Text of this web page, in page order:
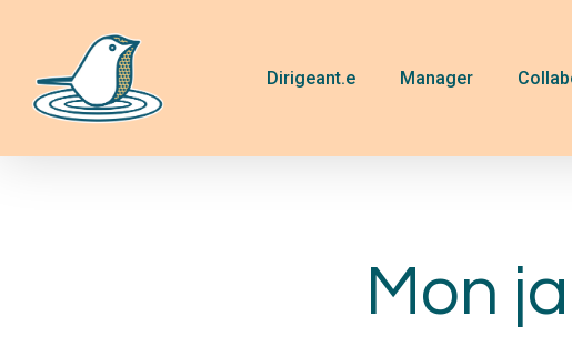
main
content
Dirigeant.e Manager
Mon